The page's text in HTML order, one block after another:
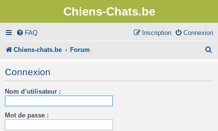
Chiens-Chats.be
FAQ Connexion
Inscription
Chiens-chats.be Forum
Connexion
Nom d’utilisateur :
Mot de passe :